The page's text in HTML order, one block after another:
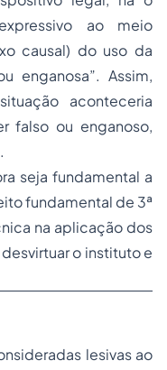
ao meio
causal) do uso da
enganosa”. Assim,
aconteceria
falso ou enganoso,
seja fundamental a
fundamental de 3ª
na aplicação dos
o instituto e
lesivas ao